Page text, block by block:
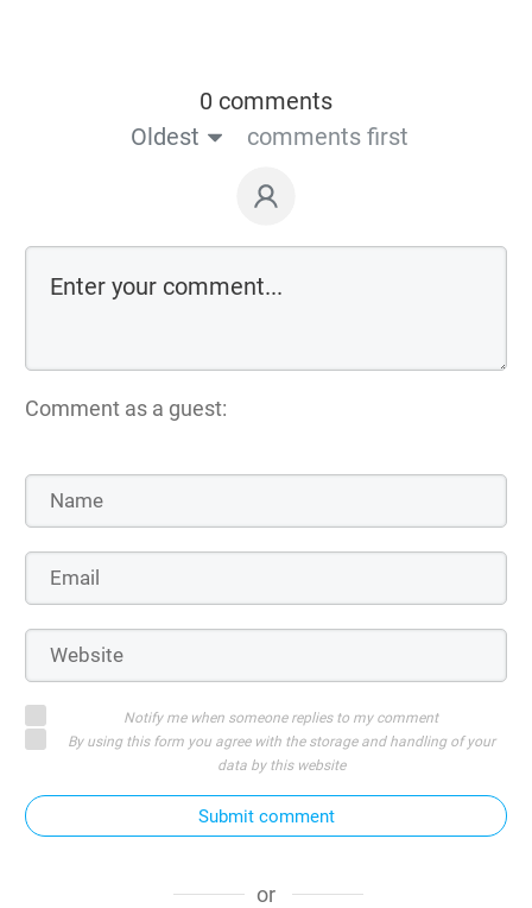
0 comments
Oldest
comments first
Comment as a guest:
Notify me when someone replies to my comment
By using this form you agree with the storage and handling of your
data by this website
Submit comment
or